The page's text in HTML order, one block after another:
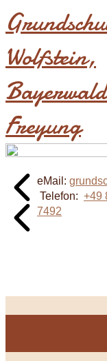
Wolfstein​,
Freyung
eMail:
Telefon: +49
7492